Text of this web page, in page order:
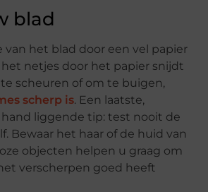
blad
van het blad door een vel papier
het netjes door het papier snijdt
scheuren of om te buigen,
scherp is. Een laatste,
liggende tip: test nooit de
Bewaar het haar of de huid van
objecten helpen u graag om
verscherpen goed heeft